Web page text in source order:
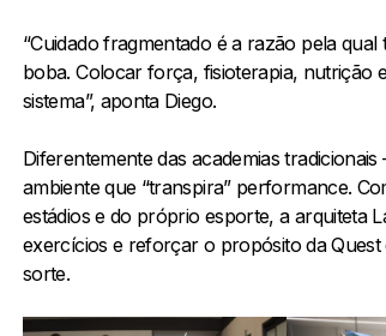
“Cuidado fragmentado é a razão pela
boba. Colocar força, fisioterapia, nutrição
sistema”, aponta Diego.
Diferentemente das academias
ambiente que “transpira” performance.
estádios e do próprio esporte, a arquiteta
exercícios e reforçar o propósito da
sorte.